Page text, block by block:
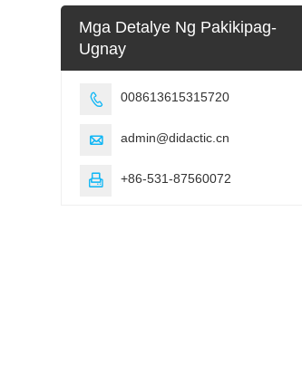
Mga Detalye Ng Pakikipag-
Ugnay
 008613615315720
 admin@didactic.cn
 +86-531-87560072